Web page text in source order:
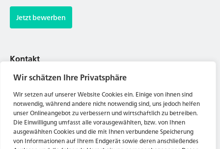
Wir schätzen Ihre Privatsphäre
Wir setzen auf unserer Website Cookies ein. Einige von ihnen sind
notwendig, während andere nicht notwendig sind, uns jedoch helfen
unser Onlineangebot zu verbessern und wirtschaftlich zu betreiben.
Die Einwilligung umfasst alle vorausgewählten, bzw. von Ihnen
ausgewählten Cookies und die mit Ihnen verbundene Speicherung
von Informationen auf Ihrem Endgerät sowie deren anschließendes
Tel. Zentrale: +49 (69) 27273681
E-Mail: kontakt@forwerts.com
60311 Frankfurt am Main
74072 Heilbronn
→ Anfahrtsplan Heilbronn
Datenschutzerklärung
Jetzt bewerben
Kontakt
Tel. Zentrale: +49 (69) 27273681
E-Mail: kontakt@forwerts.com
FFM – Friedensstraße 11
60311 Frankfurt am Main
→ Anfahrtsplan Frankfurt
HN – Gymnasiumstraße 35